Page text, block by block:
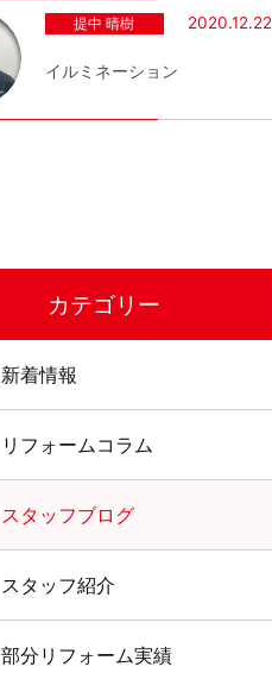
提中 晴樹 2020.12.22
イルミネーション
カテゴリー
新着情報
リフォームコラム
スタッフブログ
スタッフ紹介
部分リフォーム実績